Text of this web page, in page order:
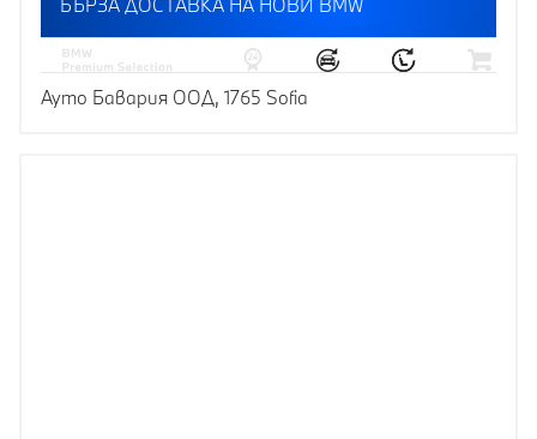
Ауто Бавария ООД, 1765 Sofia